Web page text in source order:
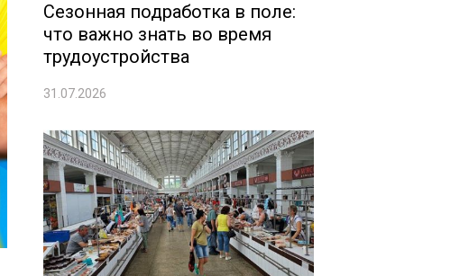
Сезонная подработка в поле:
что важно знать во время
трудоустройства
31.07.2026